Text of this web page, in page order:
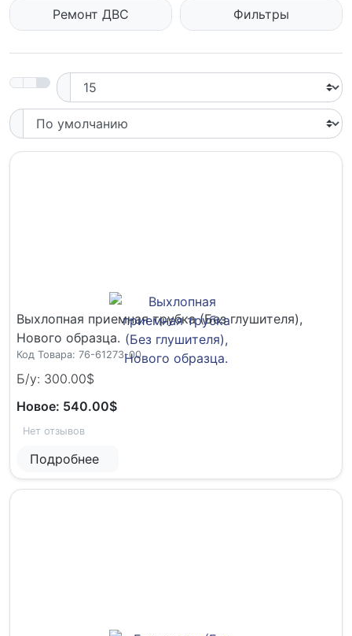
Ремонт ДВС Фильтры
Выхлопная приемная трубка (Без глушителя),
Нового образца.
Код Товара: 76-61273-00
Б/у: 300.00$
Новое: 540.00$
Нет отзывов
Подробнее